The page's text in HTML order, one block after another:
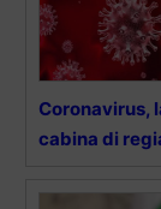
Coronavirus,
cabina di